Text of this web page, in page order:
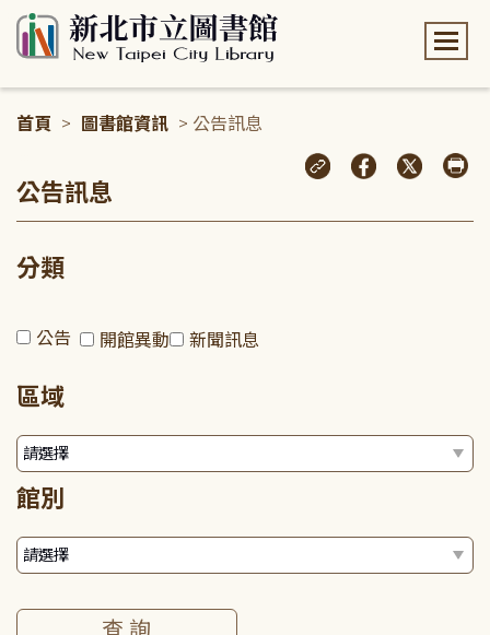
首頁 > 圖書館資訊 > 公告訊息
公告訊息
分類
公告 開館異動 新聞訊息
區域
館別